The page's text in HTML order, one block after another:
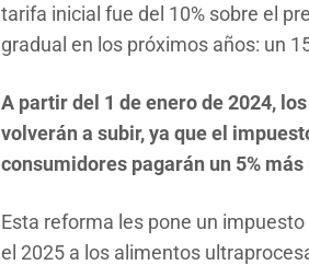
tarifa inicial fue del 10% sobre el
gradual en los próximos años: un
A partir del 1 de enero de 2024,
volverán a subir, ya que el
consumidores pagarán un 5%
Esta reforma les pone un impuesto
el 2025 a los alimentos